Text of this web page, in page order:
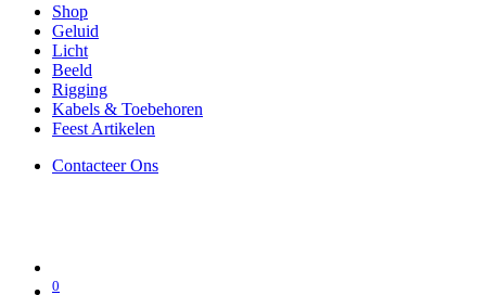
Shop
Geluid
Licht
Beeld
Rigging
Kabels & Toebehoren
Feest Artikelen
Contacteer Ons
0